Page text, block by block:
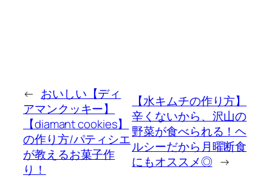
← おいしい【ディ
アマンクッキー】
【diamant cookies】
の作り方/パティシエ
が教えるお菓子作
り！
【水キムチの作り方】
辛くないから、沢山の
野菜が食べられる！ヘ
ルシーだから月曜断食
にもオススメ◎ →